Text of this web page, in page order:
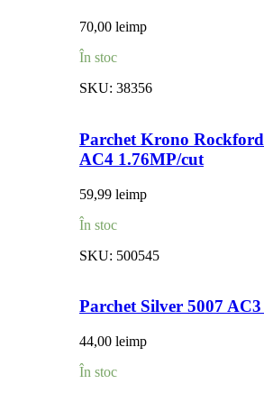
70,00 leimp
În stoc
SKU: 38356
Parchet Krono
AC4 1.76MP/cut
59,99 leimp
În stoc
SKU: 500545
Parchet Silver 5007
44,00 leimp
În stoc